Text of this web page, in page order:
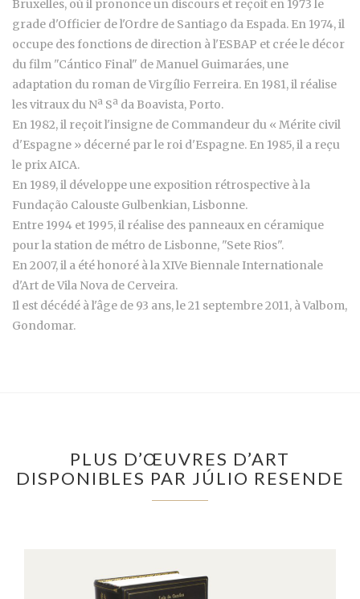
Bruxelles, où il prononce un discours et reçoit en 1973 le
grade d'Officier de l'Ordre de Santiago da Espada. En 1974, il
occupe des fonctions de direction à l'ESBAP et crée le décor
du film "Cántico Final" de Manuel Guimaráes, une
adaptation du roman de Virgílio Ferreira. En 1981, il réalise
les vitraux du Nª Sª da Boavista, Porto.
En 1982, il reçoit l'insigne de Commandeur du « Mérite civil
d'Espagne » décerné par le roi d'Espagne. En 1985, il a reçu
le prix AICA.
En 1989, il développe une exposition rétrospective à la
Fundação Calouste Gulbenkian, Lisbonne.
Entre 1994 et 1995, il réalise des panneaux en céramique
pour la station de métro de Lisbonne, "Sete Rios".
En 2007, il a été honoré à la XIVe Biennale Internationale
d'Art de Vila Nova de Cerveira.
Il est décédé à l'âge de 93 ans, le 21 septembre 2011, à Valbom,
Gondomar.
PLUS D’ŒUVRES D’ART
DISPONIBLES PAR JÚLIO RESENDE